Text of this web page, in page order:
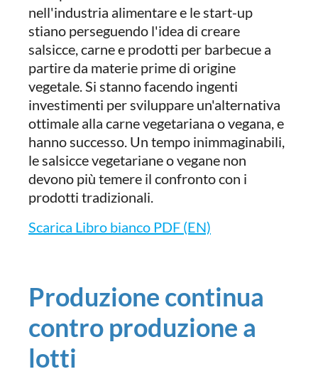
nell'industria alimentare e le start-up
stiano perseguendo l'idea di creare
salsicce, carne e prodotti per barbecue a
partire da materie prime di origine
vegetale. Si stanno facendo ingenti
investimenti per sviluppare un'alternativa
ottimale alla carne vegetariana o vegana, e
hanno successo. Un tempo inimmaginabili,
le salsicce vegetariane o vegane non
devono più temere il confronto con i
prodotti tradizionali.
Scarica Libro bianco PDF (EN)
Produzione continua
contro produzione a
lotti